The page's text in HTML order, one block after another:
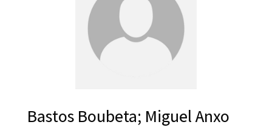
Bastos Boubeta; Miguel Anxo